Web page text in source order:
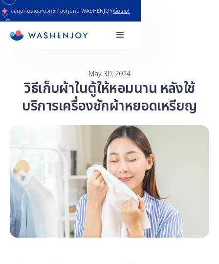
ลงทุนกับร้านสะดวกซัก ลงทุนกับ WASHENJOYเริ่มเลย!
May 30, 2024
วิธีเก็บผ้าในตู้ให้หอมนาน หลังใช้
บริการเครื่องซักผ้าหยอดเหรียญ